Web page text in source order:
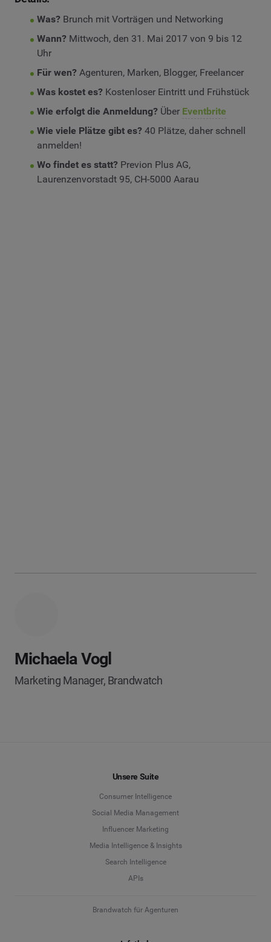
Was? Brunch mit Vorträgen und Networking
Wann?Mittwoch, den 31. Mai 2017 von 9 bis 12
Uhr
Für wen?Agenturen, Marken, Blogger, Freelancer
Was kostet es?Kostenloser Eintritt und Frühstück
Wie erfolgt die Anmeldung?Über Eventbrite
Wie viele Plätze gibt es?40 Plätze, daher schnell
anmelden!
Wo findet es statt?Previon Plus AG,
Laurenzenvorstadt 95, CH-5000 Aarau
Michaela Vogl
Marketing Manager, Brandwatch
Unsere Suite
Consumer Intelligence
Social Media Management
Influencer Marketing
Media Intelligence & Insights
Search Intelligence
APIs
Brandwatch für Agenturen